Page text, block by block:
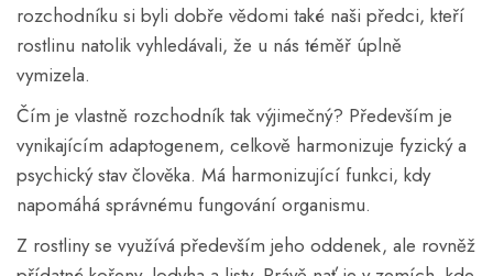
rozchodníku si byli dobře vědomi také naši předci, kteří
rostlinu natolik vyhledávali, že u nás téměř úplně
vymizela.
Čím je vlastně rozchodník tak výjimečný? Především je
vynikajícím adaptogenem, celkově harmonizuje fyzický a
psychický stav člověka. Má harmonizující funkci, kdy
napomáhá správnému fungování organismu.
Z rostliny se využívá především jeho oddenek, ale rovněž